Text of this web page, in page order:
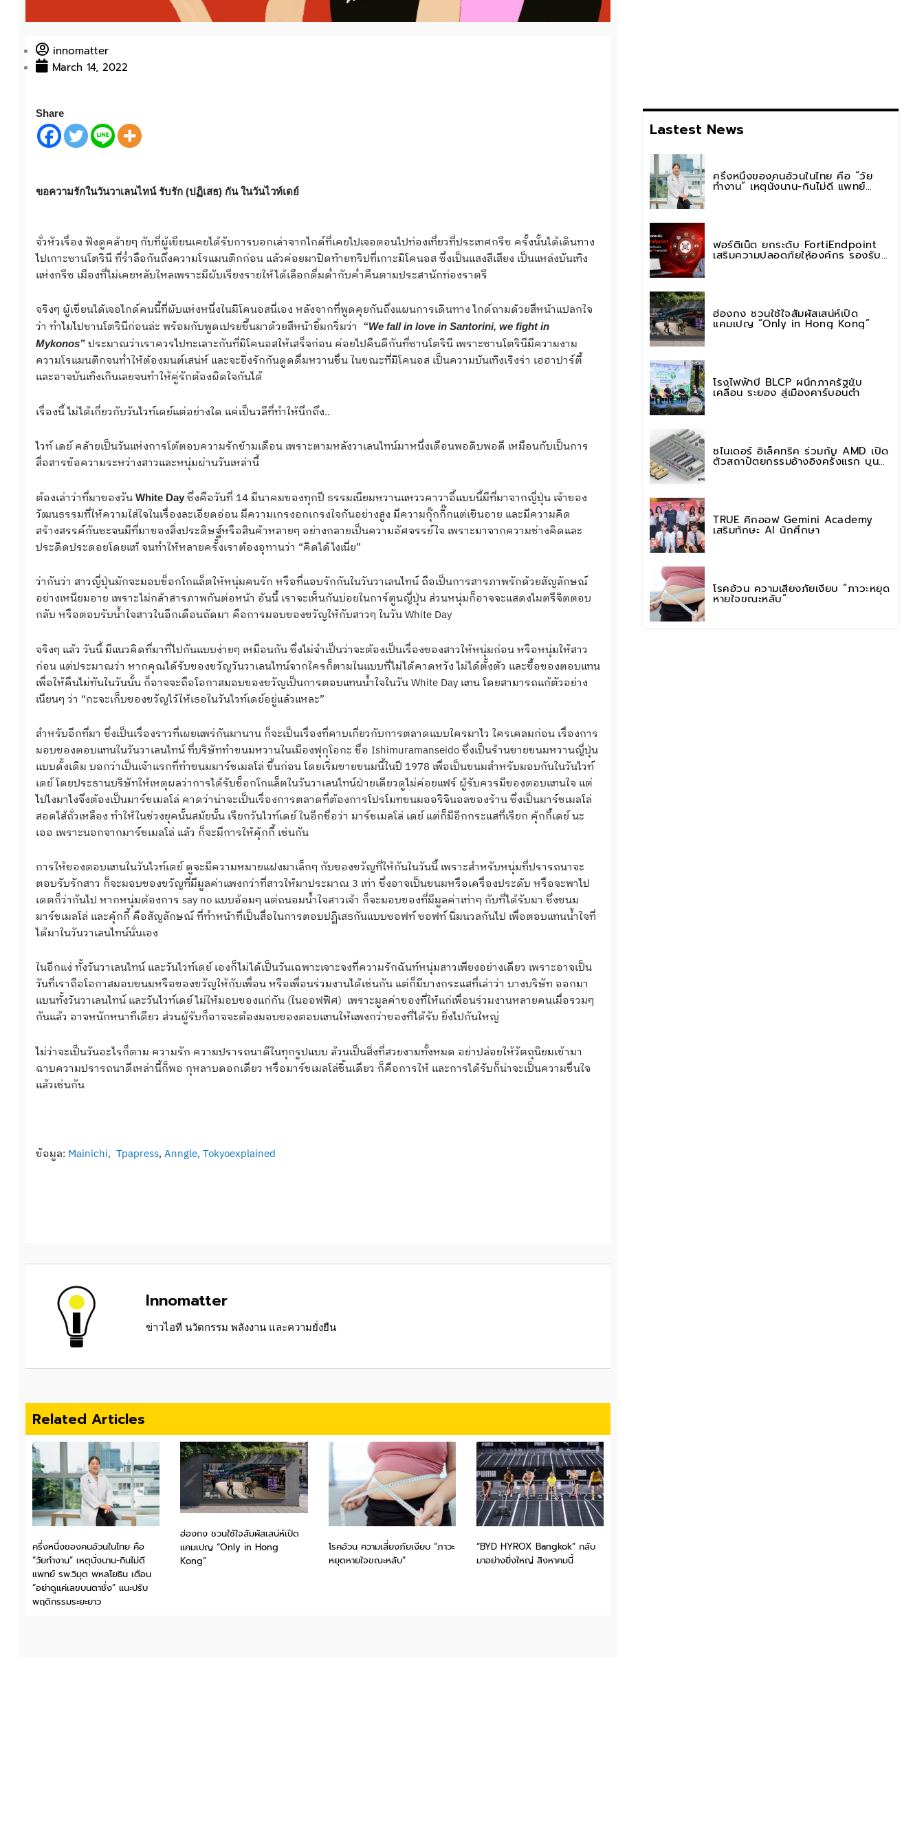
innomatter
March 14, 2022
Share
ขอความรักในวันวาเลนไทน์ รับรัก (ปฏิเสธ) กัน ในวันไวท์เดย์
จั่วหัวเรื่อง ฟังดูคล้ายๆ กับที่ผู้เขียนเคยได้รับการบอกเล่าจากไกด์ที่เคยไปเจอตอนไปท่องเที่ยวที่ประเทศกรีซ ครั้งนั้นได้เดินทาง
ไปเกาะซานโตรินี ที่ร่ำลือกันถึงความโรแมนติกก่อน แล้วค่อยมาปิดท้ายทริปที่เกาะมิโคนอส ซึ่งเป็นแสงสีเสียง เป็นแหล่งบันเทิง
แห่งกรีซ เมืองที่ไม่เคยหลับใหลเพราะมีผับเรียงรายให้ได้เลือกดื่มด่ำกับค่ำคืนตามประสานักท่องราตรี
จริงๆ ผู้เขียนได้เจอไกด์คนนี้ที่ผับแห่งหนึ่งในมิโคนอสนี่เอง หลังจากที่พูดคุยกันถึงแผนการเดินทาง ไกด์ถามด้วยสีหน้าแปลกใจ
ว่า ทำไมไปซานโตรินีก่อนล่ะ พร้อมกับพูดเปรยขึ้นมาด้วยสีหน้ายิ้มกริ่มว่า
“We fall in love in Santorini, we fight in
Mykonos”ประมาณว่าเราควรไปทะเลาะกันที่มิโคนอสให้เสร็จก่อน ค่อยไปคืนดีกันที่ซานโตรินี เพราะซานโตรินีมีความงาม
ความโรแมนติกจนทำให้ต้องมนต์เสน่ห์ และจะยิ่งรักกันดูดดื่มหวานชื่น ในขณะที่มิโคนอส เป็นความบันเทิงเริงร่า เฮฮาปาร์ตี้
และอาจบันเทิงเกินเลยจนทำให้คู่รักต้องผิดใจกันได้
เรื่องนี้ ไม่ได้เกี่ยวกับวันไวท์เดย์แต่อย่างใด แค่เป็นวลีที่ทำให้นึกถึง..
ไวท์ เดย์ คล้ายเป็นวันแห่งการโต้ตอบความรักข้ามเดือน เพราะตามหลังวาเลนไทน์มาหนึ่งเดือนพอดิบพอดี เหมือนกับเป็นการ
สื่อสารข้อความระหว่างสาวและหนุ่มผ่านวันเหล่านี้
ต้องเล่าว่าที่มาของวัน White Dayซึ่งคือวันที่ 14 มีนาคมของทุกปี ธรรมเนียมหวานแหววคาวาอี้แบบนี้มีที่มาจากญี่ปุ่น เจ้าของ
วัฒนธรรมที่ให้ความใส่ใจในเรื่องละเอียดอ่อน มีความเกรงอกเกรงใจกันอย่างสูง มีความกุ๊กกิ๊กแต่เขินอาย และมีความคิด
สร้างสรรค์กันซะจนมีที่มาของสิ่งประดิษฐ์หรือสินค้าหลายๆ อย่างกลายเป็นความอัศจรรย์ใจ เพราะมาจากความช่างคิดและ
ประดิดประดอยโดยแท้ จนทำให้หลายครั้งเราต้องอุทานว่า “คิดได้ไงเนี่ย”
ว่ากันว่า สาวญี่ปุ่นมักจะมอบช็อกโกแล็ตให้หนุ่มคนรัก หรือที่แอบรักกันในวันวาเลนไทน์ ถือเป็นการสารภาพรักด้วยสัญลักษณ์
อย่างเหนียมอาย เพราะไม่กล้าสารภาพกันต่อหน้า อันนี้ เราจะเห็นกันบ่อยในการ์ตูนญี่ปุ่น ส่วนหนุ่มก็อาจจะแสดงไมตรีจิตตอบ
กลับ หรือตอบรับน้ำใจสาวในอีกเดือนถัดมา คือการมอบของขวัญให้กับสาวๆ ในวัน White Day
จริงๆ แล้ว วันนี้ มีแนวคิดที่มาที่ไปกันแบบง่ายๆ เหมือนกัน ซึ่งไม่จำเป็นว่าจะต้องเป็นเรื่องของสาวให้หนุ่มก่อน หรือหนุ่มให้สาว
ก่อน แต่ประมาณว่า หากคุณได้รับของขวัญวันวาเลนไทน์จากใครก็ตามในแบบที่ไม่ได้คาดหวัง ไม่ได้ตั้งตัว และซื้อของตอบแทน
เพื่อให้คืนไม่ทันในวันนั้น ก็อาจจะถือโอกาสมอบของขวัญเป็นการตอบแทนน้ำใจในวัน White Day แทน โดยสามารถแก้ตัวอย่าง
เนียนๆ ว่า “กะจะเก็บของขวัญไว้ให้เธอในวันไวท์เดย์อยู่แล้วแหละ”
สำหรับอีกที่มา ซึ่งเป็นเรื่องราวที่เผยแพร่กันมานาน ก็จะเป็นเรื่องที่คาบเกี่ยวกับการตลาดแบบใครมาไว ใครเคลมก่อน เรื่องการ
มอบของตอบแทนในวันวาเลนไทน์ ที่บริษัททำขนมหวานในเมืองฟุกุโอกะ ชื่อ Ishimuramanseido ซึ่งเป็นร้านขายขนมหวานญี่ปุ่น
แบบดั้งเดิม บอกว่าเป็นเจ้าแรกที่ทำขนมมาร์ชเมลโล่ ขึ้นก่อน โดยเริ่มขายขนมนี้ในปี 1978 เพื่อเป็นขนมสำหรับมอบกันในวันไวท์
เดย์ โดยประธานบริษัทให้เหตุผลว่าการได้รับช็อกโกแล็ตในวันวาเลนไทน์ฝ่ายเดียวดูไม่ค่อยแฟร์ ผู้รับควรมีของตอบแทนใจ แต่
ไปไงมาไงจึงต้องเป็นมาร์ชเมลโล่ คาดว่าน่าจะเป็นเรื่องการตลาดที่ต้องการโปรโมทขนมออริจินอลของร้าน ซึ่งเป็นมาร์ชเมลโล่
สอดไส้ถั่วเหลือง ทำให้ในช่วงยุคนั้นสมัยนั้น เรียกวันไวท์เดย์ ในอีกชื่อว่า มาร์ชเมลโล่ เดย์ แต่ก็มีอีกกระแสที่เรียก คุ้กกี้เดย์ นะ
เออ เพราะนอกจากมาร์ชเมลโล่ แล้ว ก็จะมีการให้คุ้กกี้ เช่นกัน
การให้ของตอบแทนในวันไวท์เดย์ ดูจะมีความหมายแฝงมาเล็กๆ กับของขวัญที่ให้กันในวันนี้ เพราะสำหรับหนุ่มที่ปรารถนาจะ
ตอบรับรักสาว ก็จะมอบของขวัญที่มีมูลค่าแพงกว่าที่สาวให้มาประมาณ 3 เท่า ซึ่งอาจเป็นขนมหรือเครื่องประดับ หรือจะพาไป
เดตก็ว่ากันไป หากหนุ่มต้องการ say no แบบอ้อมๆ แต่ถนอมน้ำใจสาวเจ้า ก็จะมอบของที่มีมูลค่าเท่าๆ กับที่ได้รับมา ซึ่งขนม
มาร์ชเมลโล่ และคุ้กกี้ คือสัญลักษณ์ ที่ทำหน้าที่เป็นสื่อในการตอบปฏิเสธกันแบบซอฟท์ ซอฟท์ นิ่มนวลกันไป เพื่อตอบแทนน้ำใจที่
ได้มาในวันวาเลนไทน์นั่นเอง
ในอีกแง่ ทั้งวันวาเลนไทน์ และวันไวท์เดย์ เองก็ไม่ได้เป็นวันเฉพาะเจาะจงที่ความรักฉันท์หนุ่มสาวเพียงอย่างเดียว เพราะอาจเป็น
วันที่เราถือโอกาสมอบขนมหรือของขวัญให้กับเพื่อน หรือเพื่อนร่วมงานได้เช่นกัน แต่ก็มีบางกระแสที่เล่าว่า บางบริษัท ออกมา
แบนทั้งวันวาเลนไทน์ และวันไวท์เดย์ ไม่ให้มอบของแก่กัน (ในออฟฟิศ) เพราะมูลค่าของที่ให้แก่เพื่อนร่วมงานหลายคนเมื่อรวมๆ
กันแล้ว อาจหนักหนาทีเดียว ส่วนผู้รับก็อาจจะต้องมอบของตอบแทนให้แพงกว่าของที่ได้รับ ยิ่งไปกันใหญ่
ไม่ว่าจะเป็นวันอะไรก็ตาม ความรัก ความปรารถนาดีในทุกรูปแบบ ล้วนเป็นสิ่งที่สวยงามทั้งหมด อย่าปล่อยให้วัตถุนิยมเข้ามา
ฉาบความปรารถนาดีเหล่านี้ก็พอ กุหลาบดอกเดียว หรือมาร์ชเมลโล่ชิ้นเดียว ก็คือการให้ และการได้รับก็น่าจะเป็นความชื่นใจ
แล้วเช่นกัน
ข้อมูล: Mainichi, Tpapress, Anngle, Tokyoexplained
Innomatter
ข่าวไอที นวัตกรรม พลังงาน และความยั่งยืน
Related Articles
ครึ่งหนึ่งของคนอ้วนในไทย คือ
“วัยทำงาน” เหตุนั่งนาน-กินไม่ดี
แพทย์ รพ.วิมุต พหลโยธิน เตือน
“อย่าดูแค่เลขบนตาชั่ง” แนะปรับ
พฤติกรรมระยะยาว
ฮ่องกง ชวนใช้ใจสัมผัสเสน่ห์เปิด
แคมเปญ “Only in Hong
Kong”
โรคอ้วน ความเสี่ยงภัยเงียบ “ภาวะ
หยุดหายใจขณะหลับ”
“BYD HYROX Bangkok” กลับ
มาอย่างยิ่งใหญ่ สิงหาคมนี้
Lastest News
ครึ่งหนึ่งของคนอ้วนในไทย คือ “วัย
ทำงาน” เหตุนั่งนาน-กินไม่ดี แพทย์
รพ.วิมุต พหลโยธิน เตือน “อย่าดูแค่เลข
ฟอร์ติเน็ต ยกระดับ FortiEndpoint
เสริมความปลอดภัยให้องค์กร รองรับ
ฮ่องกง ชวนใช้ใจสัมผัสเสน่ห์เปิด
แคมเปญ “Only in Hong Kong”
โรงไฟฟ้าบี BLCP ผนึกภาครัฐขับ
เคลื่อน ระยอง สู่เมืองคาร์บอนต่ำ
ชไนเดอร์ อิเล็คทริค ร่วมกับ AMD เปิด
ตัวสถาปัตยกรรมอ้างอิงครั้งแรก บน
แพลตฟอร์ม “Helios” เร่งการติดตั้งใช้
TRUE คิกออฟ Gemini Academy
เสริมทักษะ AI นักศึกษา
โรคอ้วน ความเสี่ยงภัยเงียบ “ภาวะหยุด
หายใจขณะหลับ”